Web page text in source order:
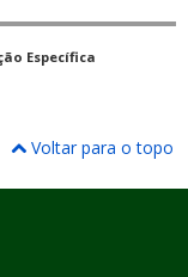
Específica
Voltar para o topo